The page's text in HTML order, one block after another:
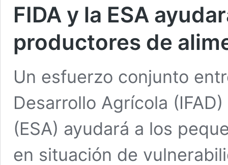
FIDA y la ESA
productores de
Un esfuerzo conjunto
Desarrollo Agrícola
(ESA) ayudará a los
en situación de